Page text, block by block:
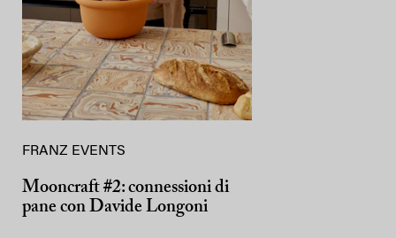
FRANZ EVENTS
Mooncraft #2: connessioni di
pane con Davide Longoni